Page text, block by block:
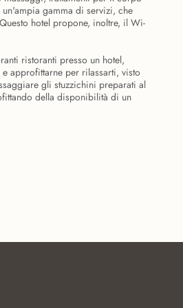
gamma di servizi, che
hotel propone, inoltre, il Wi-
ristoranti presso un hotel,
approfittarne per rilassarti, visto
gli stuzzichini preparati al
della disponibilità di un